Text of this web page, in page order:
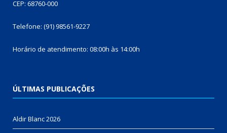
CEP: 68760-000
Telefone: (91) 98561-9227
Horário de atendimento: 08:00h às 14:00h
ÚLTIMAS PUBLICAÇÕES
Aldir Blanc 2026